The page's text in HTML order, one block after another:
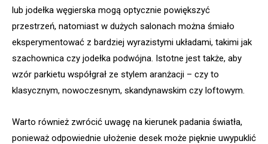
lub jodełka węgierska mogą optycznie powiększyć
przestrzeń, natomiast w dużych salonach można śmiało
eksperymentować z bardziej wyrazistymi układami, takimi jak
szachownica czy jodełka podwójna. Istotne jest także, aby
wzór parkietu współgrał ze stylem aranżacji – czy to
klasycznym, nowoczesnym, skandynawskim czy loftowym.
Warto również zwrócić uwagę na kierunek padania światła,
ponieważ odpowiednie ułożenie desek może pięknie uwypuklić